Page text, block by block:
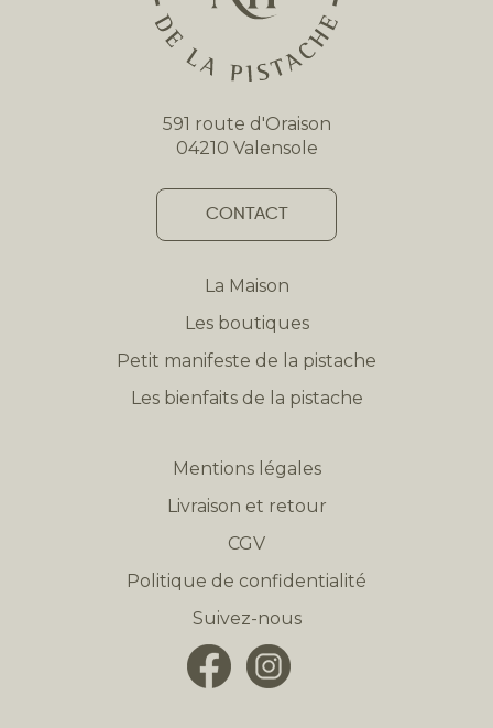
591 route d'Oraison
04210 Valensole
CONTACT
La Maison
Les boutiques
Petit manifeste de la pistache
Les bienfaits de la pistache
Mentions légales
Livraison et retour
CGV
Politique de confidentialité
Suivez-nous